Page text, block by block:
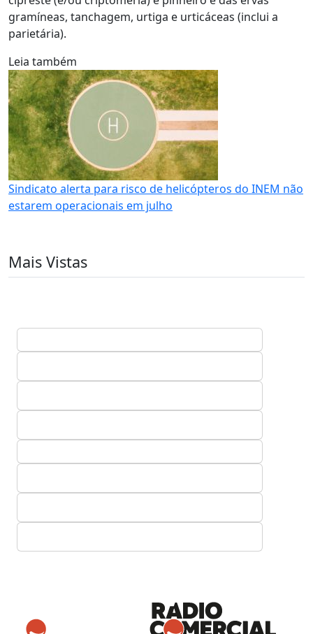
gramíneas, tanchagem, urtiga e urticáceas (inclui a
parietária).
Leia também
Sindicato alerta para risco de helicópteros do INEM não
estarem operacionais em julho
Mais Vistas